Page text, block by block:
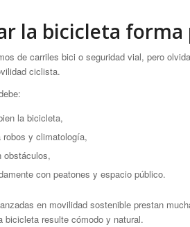
la bicicleta
de carriles bici o seguridad vial, pero
ciclista.
la bicicleta,
robos y climatología,
obstáculos,
con peatones y espacio público.
en movilidad sostenible prestan
bicicleta resulte cómodo y natural.